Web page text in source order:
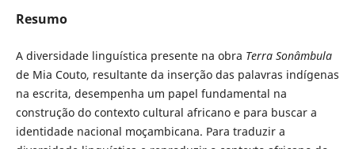
Resumo
A diversidade linguística presente na obra Terra Sonâmbula
de Mia Couto, resultante da inserção das palavras indígenas
na escrita, desempenha um papel fundamental na
construção do contexto cultural africano e para buscar a
identidade nacional moçambicana. Para traduzir a